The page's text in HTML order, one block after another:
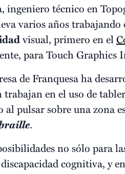
ingeniero técnico en
varios años trabajando
visual, primero en el
para Touch Graphics
de Franquesa ha
en el uso de
pulsar sobre una zona
.
no sólo para
cognitiva, y